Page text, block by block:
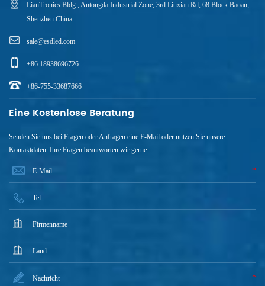
LianTronics Bldg., Antongda Industrial Zone, 3rd Liuxian Rd, 68 Block Baoan,
Shenzhen China
sale@esdled.com
+86 18938696726
+86-755-33687666
Eine Kostenlose Beratung
Senden Sie uns bei Fragen oder Anfragen eine E-Mail oder nutzen Sie unsere
Kontaktdaten. Ihre Fragen beantworten wir gerne.
*
*